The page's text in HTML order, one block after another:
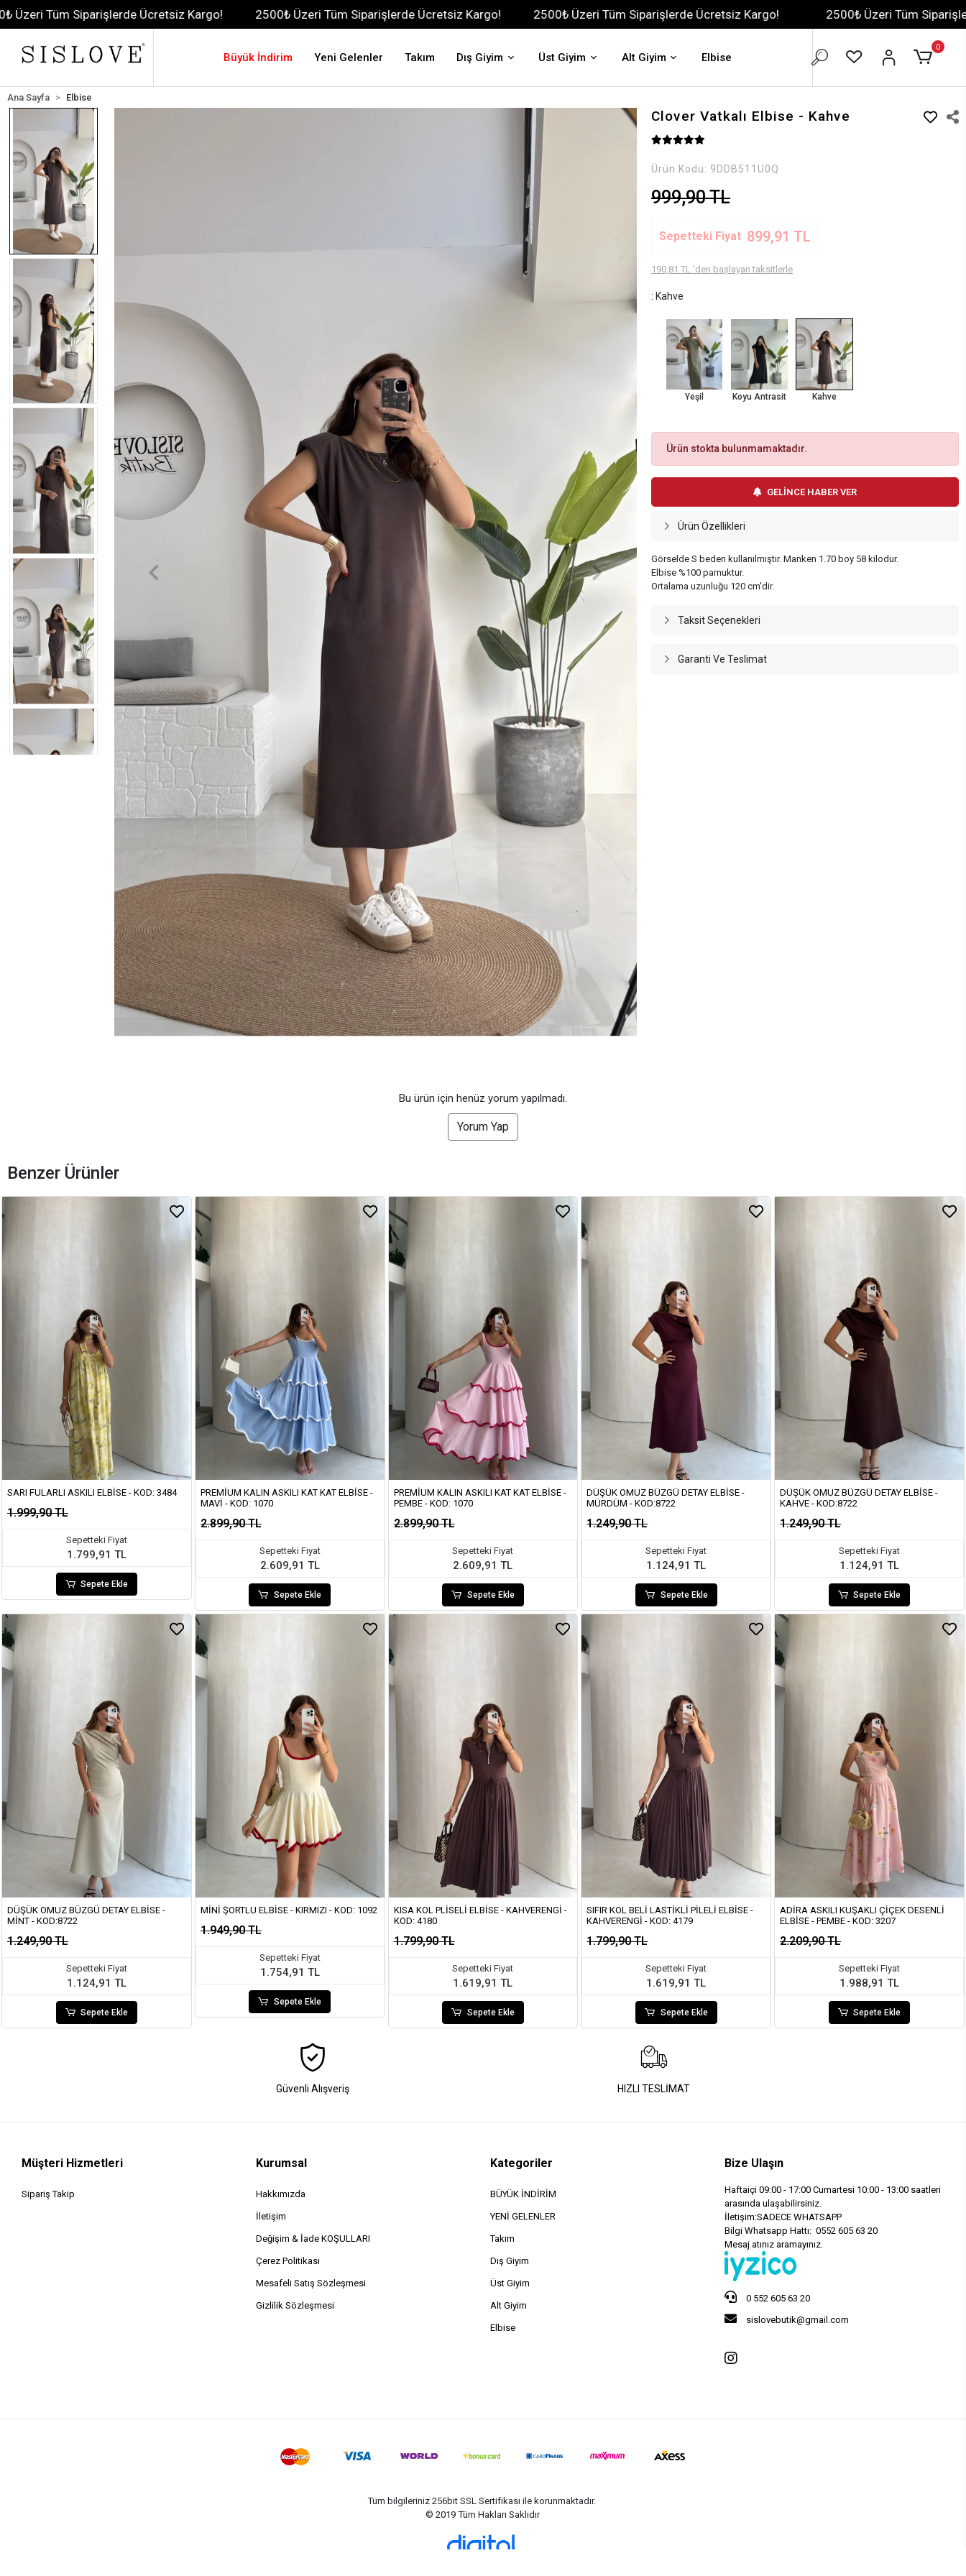
Ücretsiz Kargo! 2500₺ Üzeri Tüm Siparişlerde Ücretsiz Kargo! 2500₺ Üzeri Tüm Siparişlerde Ücretsiz Kargo! 2500₺ Üzeri Tüm Siparişlerde
Büyük İndirim Yeni Gelenler Takım Dış Giyim Üst Giyim Alt Giyim Elbise
0
Ana Sayfa Elbise
Clover Vatkalı Elbise - Kahve
Ürün Kodu: 9DDB511U0Q
999,90 TL
Sepetteki Fiyat 899,91 TL
190,81 TL 'den başlayan taksitlerle
: Kahve
Yeşil Koyu Antrasit Kahve
Ürün stokta bulunmamaktadır.
GELİNCE HABER VER
Ürün Özellikleri
Görselde S beden kullanılmıştır. Manken 1.70 boy 58 kilodur.
Elbise %100 pamuktur.
Ortalama uzunluğu 120 cm'dir.
Taksit Seçenekleri
Garanti Ve Teslimat
Bu ürün için henüz yorum yapılmadı.
Yorum Yap
Benzer Ürünler
SARI FULARLI ASKILI ELBISE - KOD: 3484
1.999,90 TL
Sepetteki Fiyat
1.799,91 TL
Sepete Ekle
PREMIUM KALIN ASKILI KAT KAT ELBISE -
MAVI - KOD: 1070
2.899,90 TL
Sepetteki Fiyat
2.609,91 TL
Sepete Ekle
PREMIUM KALIN ASKILI KAT KAT ELBISE -
PEMBE - KOD: 1070
2.899,90 TL
Sepetteki Fiyat
2.609,91 TL
Sepete Ekle
DÜŞÜK OMUZ BÜZGÜ DETAY ELBISE -
MÜRDÜM - KOD:8722
1.249,90 TL
Sepetteki Fiyat
1.124,91 TL
Sepete Ekle
DÜŞÜK OMUZ BÜZGÜ DETAY ELBISE -
KAHVE - KOD:8722
1.249,90 TL
Sepetteki Fiyat
1.124,91 TL
Sepete Ekle
DÜŞÜK OMUZ BÜZGÜ DETAY ELBISE -
MINT - KOD:8722
1.249,90 TL
Sepetteki Fiyat
1.124,91 TL
Sepete Ekle
MINI ŞORTLU ELBISE - KIRMIZI - KOD: 1092
1.949,90 TL
Sepetteki Fiyat
1.754,91 TL
Sepete Ekle
KISA KOL PLISELI ELBISE - KAHVERENGI -
KOD: 4180
1.799,90 TL
Sepetteki Fiyat
1.619,91 TL
Sepete Ekle
SIFIR KOL BELI LASTIKLI PILELI ELBISE -
KAHVERENGI - KOD: 4179
1.799,90 TL
Sepetteki Fiyat
1.619,91 TL
Sepete Ekle
ADIRA ASKILI KUŞAKLI ÇIÇEK DESENLI
ELBISE - PEMBE - KOD: 3207
2.209,90 TL
Sepetteki Fiyat
1.988,91 TL
Sepete Ekle
Güvenli Alışveriş HIZLI TESLİMAT
Müşteri Hizmetleri
Sipariş Takip
Kurumsal
Hakkımızda
İletişim
Değişim & İade KOŞULLARI
Çerez Politikası
Mesafeli Satış Sözleşmesi
Gizlilik Sözleşmesi
Kategoriler
BÜYÜK İNDİRİM
YENİ GELENLER
Takım
Dış Giyim
Üst Giyim
Alt Giyim
Elbise
Bize Ulaşın
Haftaiçi 09:00 - 17:00 Cumartesi 10:00 - 13:00 saatleri
arasında ulaşabilirsiniz.
İletişim:SADECE WHATSAPP
Bilgi Whatsapp Hattı: 0552 605 63 20
Mesaj atınız aramayınız.
0 552 605 63 20
sislovebutik@gmail.com
Tüm bilgileriniz 256bit SSL Sertifikası ile korunmaktadır.
© 2019Tüm Hakları Saklıdır